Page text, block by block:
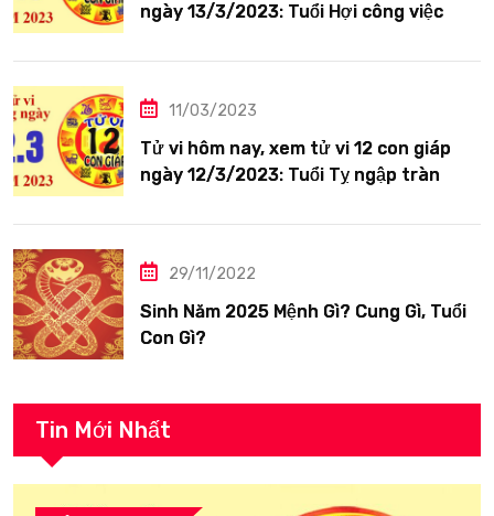
ngày 13/3/2023: Tuổi Hợi công việc
11/03/2023
Tử vi hôm nay, xem tử vi 12 con giáp
ngày 12/3/2023: Tuổi Tỵ ngập tràn
29/11/2022
Sinh Năm 2025 Mệnh Gì? Cung Gì, Tuổi
Con Gì?
Tin Mới Nhất